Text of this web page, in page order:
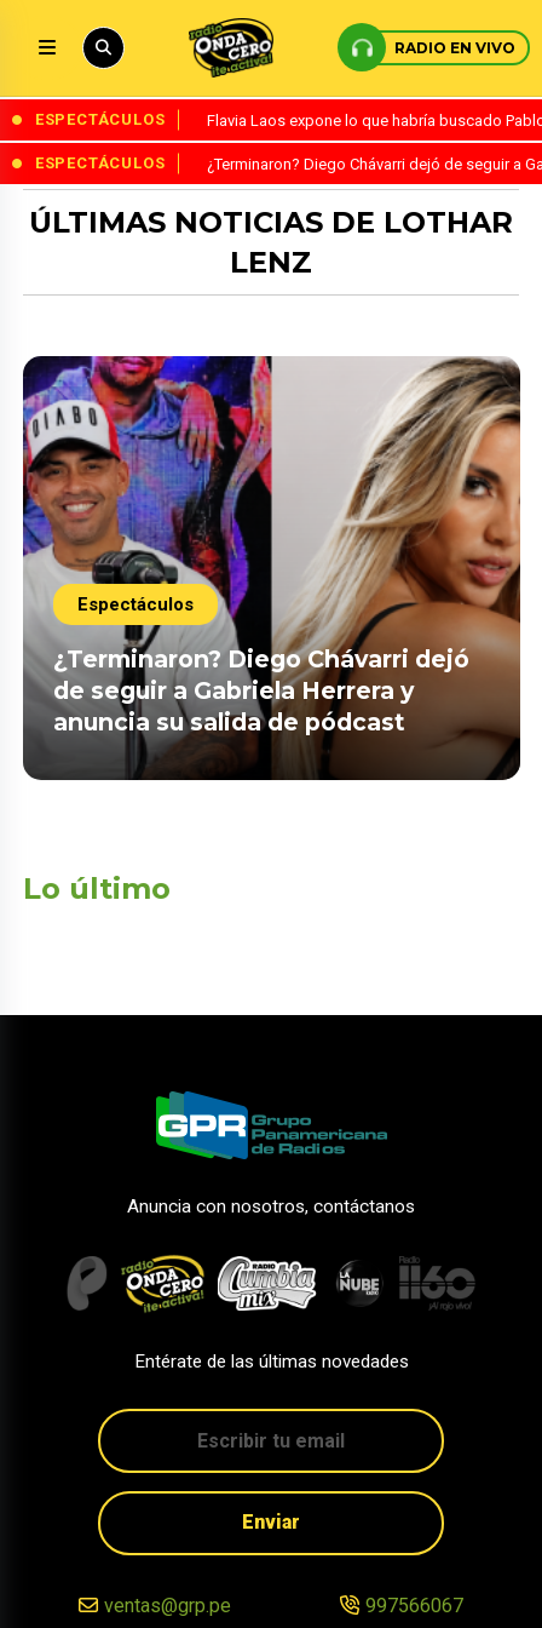
RADIO EN VIVO
ESPECTÁCULOS Flavia Laos expone lo que habría buscado
ESPECTÁCULOS ¿Terminaron? Diego Chávarri dejó de seguir a
ÚLTIMAS NOTICIAS DE LOTHAR
LENZ
Espectáculos
¿Terminaron? Diego Chávarri dejó
de seguir a Gabriela Herrera y
anuncia su salida de pódcast
Lo último
Anuncia con nosotros, contáctanos
Entérate de las últimas novedades
Enviar
ventas@grp.pe 997566067